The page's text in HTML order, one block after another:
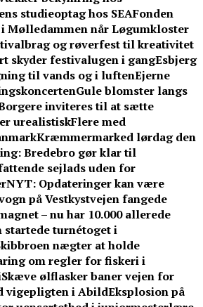
studieoptag hos SEAFonden
Mølledammen når Løgumkloster
og røverfest til kreativitet
skyder festivalugen i gangEsbjerg
til vands og i luftenEjerne
Gule blomster langs
inviteres til at sætte
urealistiskFlere med
Kræmmermarked lørdag den
Bredebro gør klar til
sejlads uden for
Opdateringer kan være
på Vestkystvejen fangede
– nu har 10.000 allerede
startede turnétoget i
nægter at holde
om regler for fiskeri i
Skæve ølflasker baner vejen for
vigepligten i AbildEksplosion på